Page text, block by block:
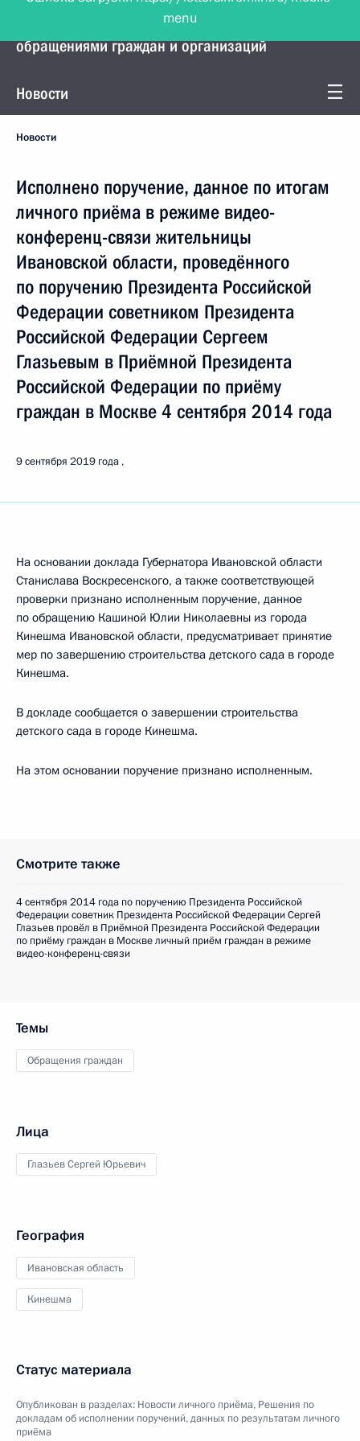
Управление Президента по работе с
обращениями граждан и организаций
Новости
Новости
Исполнено поручение, данное по итогам
личного приёма в режиме видео-
конференц-связи жительницы
Ивановской области, проведённого
по поручению Президента Российской
Федерации советником Президента
Российской Федерации Сергеем
Глазьевым в Приёмной Президента
Российской Федерации по приёму
граждан в Москве 4 сентября 2014 года
9 сентября 2019 года
На основании доклада Губернатора Ивановской области
Станислава Воскресенского, а также соответствующей
проверки признано исполненным поручение, данное
по обращению Кашиной Юлии Николаевны из города
Кинешма Ивановской области, предусматривает принятие
мер по завершению строительства детского сада в городе
Кинешма.
В докладе сообщается о завершении строительства
детского сада в городе Кинешма.
На этом основании поручение признано исполненным.
Смотрите также
4 сентября 2014 года по поручению Президента Российской
Федерации советник Президента Российской Федерации Сергей
Глазьев провёл в Приёмной Президента Российской Федерации
по приёму граждан в Москве личный приём граждан в режиме
видео-конференц-связи
Темы
Обращения граждан
Лица
Глазьев Сергей Юрьевич
География
Ивановская область
Кинешма
Статус материала
Опубликован в разделах: Новости личного приёма, Решения по
докладам об исполнении поручений, данных по результатам личного
приёма
menu